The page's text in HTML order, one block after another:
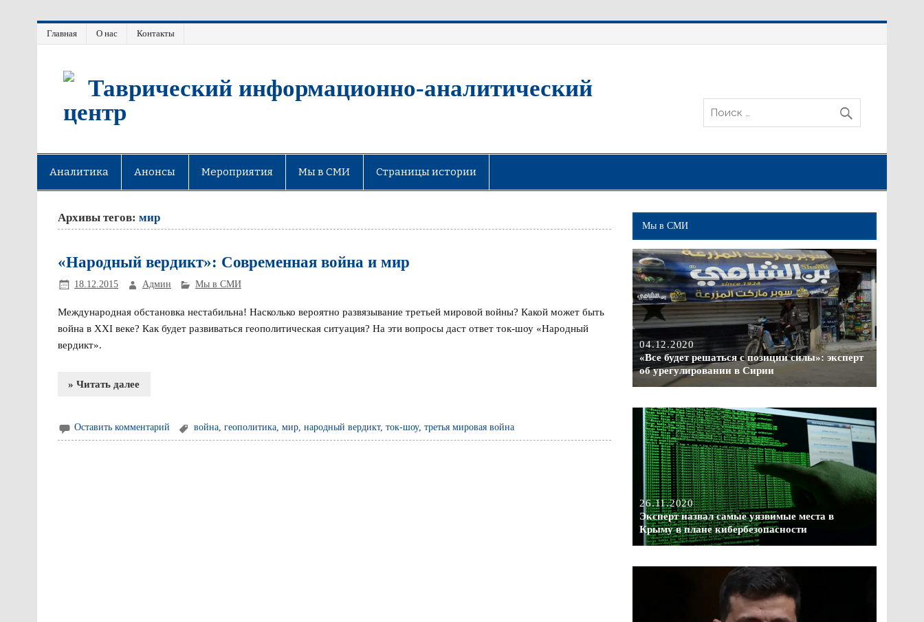
Главная О нас Контакты
Таврический информационно-аналитический
центр
Аналитика Анонсы Мероприятия Мы в СМИ Страницы истории
Архивы тегов:мир
«Народный вердикт»: Современная война и мир
18.12.2015 Админ Мы в СМИ
Международная обстановка нестабильна! Насколько вероятно развязывание третьей мировой войны? Какой может быть
война в XXI веке? Как будет развиваться геополитическая ситуация? На эти вопросы даст ответ ток-шоу «Народный
вердикт».
» Читать далее
Оставить комментарий война, геополитика, мир, народный вердикт, ток-шоу, третья мировая война
Мы в СМИ
04.12.2020
«Все будет решаться с позиции силы»: эксперт
об урегулировании в Сирии
26.11.2020
Эксперт назвал самые уязвимые места в
Крыму в плане кибербезопасности